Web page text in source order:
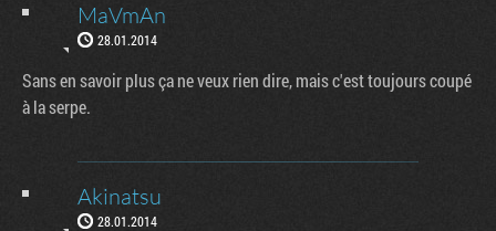
MaVmAn
28.01.2014
Sans en savoir plus ça ne veux rien dire, mais c'est toujours coupé
à la serpe.
Akinatsu
28.01.2014